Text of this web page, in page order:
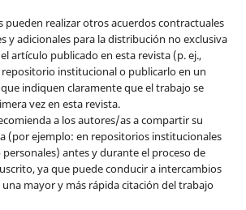
pueden realizar otros acuerdos contractuales
y adicionales para la distribución no exclusiva
artículo publicado en esta revista (p. ej.,
institucional o publicarlo en un
indiquen claramente que el trabajo se
vez en esta revista.
a los autores/as a compartir su
(por ejemplo: en repositorios institucionales
antes y durante el proceso de
ya que puede conducir a intercambios
mayor y más rápida citación del trabajo